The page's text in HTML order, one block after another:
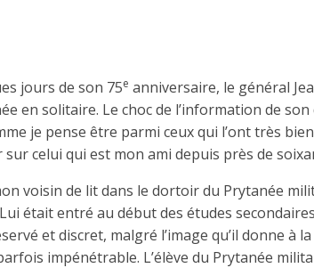
jours de son 75e anniversaire, le général
en solitaire. Le choc de l’information de
je pense être parmi ceux qui l’ont très
celui qui est mon ami depuis près de
voisin de lit dans le dortoir du Prytanée
était entré au début des études
et discret, malgré l’image qu’il donne à
impénétrable. L’élève du Prytanée